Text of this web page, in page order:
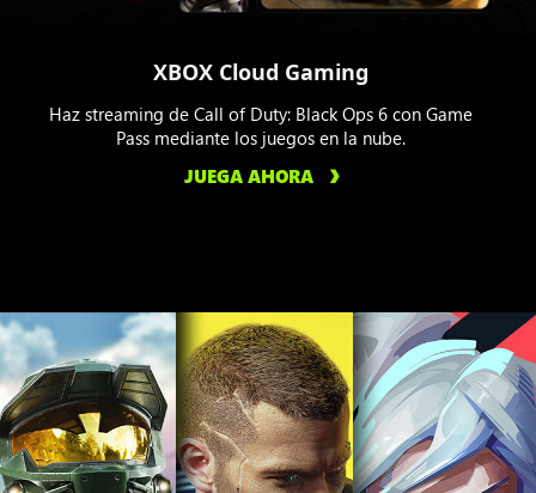
XBOX Cloud Gaming
Haz streaming de Call of Duty: Black Ops 6 con Game
Pass mediante los juegos en la nube.
JUEGA AHORA